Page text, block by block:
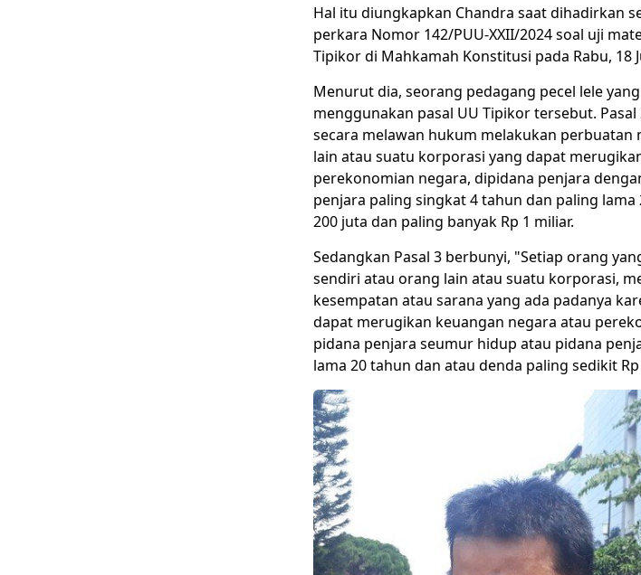
Hal itu diungkapkan Chandra saat dihadirkan
perkara Nomor 142/PUU-XXII/2024 soal uji
Tipikor di Mahkamah Konstitusi pada Rabu, 18
Menurut dia, seorang pedagang pecel lele
menggunakan pasal UU Tipikor tersebut.
secara melawan hukum melakukan
lain atau suatu korporasi yang dapat
perekonomian negara, dipidana penjara
penjara paling singkat 4 tahun dan paling
200 juta dan paling banyak Rp 1 miliar.
Sedangkan Pasal 3 berbunyi, "Setiap orang
sendiri atau orang lain atau suatu korporasi,
kesempatan atau sarana yang ada padanya
dapat merugikan keuangan negara atau
pidana penjara seumur hidup atau pidana
lama 20 tahun dan atau denda paling sedikit